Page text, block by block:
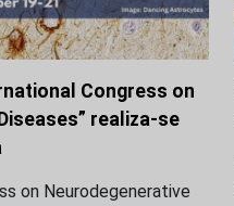
Congress on
realiza-se
on Neurodegenerative